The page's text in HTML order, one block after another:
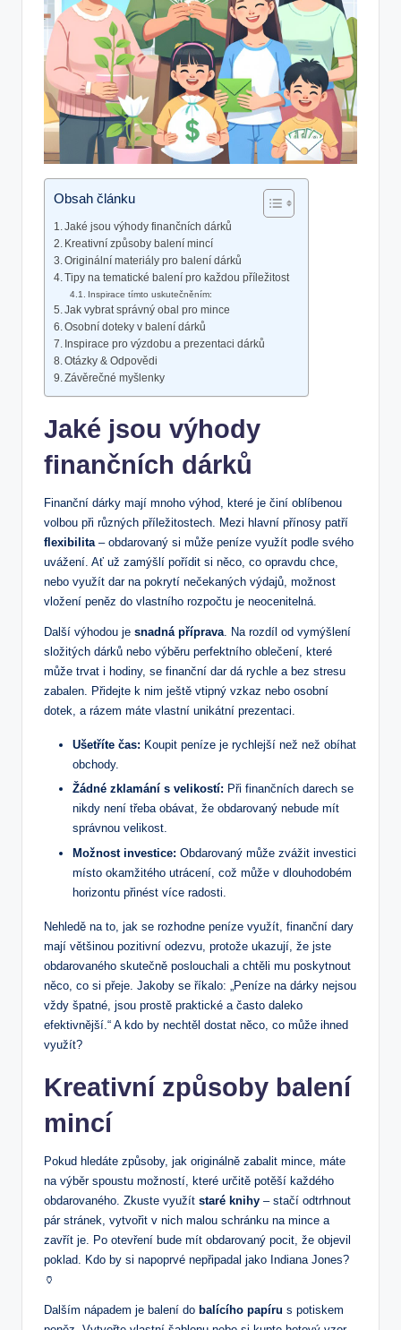
Obsah článku
Jaké jsou výhody finančních dárků
Kreativní způsoby balení mincí
Originální materiály pro balení dárků
Tipy na tematické balení pro každou příležitost
Inspirace tímto uskutečněním:
Jak vybrat správný obal pro mince
Osobní doteky v balení dárků
Inspirace pro výzdobu a prezentaci dárků
Otázky & Odpovědi
Závěrečné myšlenky
Jaké jsou výhody
finančních dárků
Finanční dárky mají mnoho výhod, které je činí oblíbenou
volbou při různých příležitostech. Mezi hlavní přínosy patří
flexibilita– obdarovaný si může peníze využít podle svého
uvážení. Ať už zamýšlí pořídit si něco, co opravdu chce,
nebo využít dar na pokrytí nečekaných výdajů, možnost
vložení peněz do vlastního rozpočtu je neocenitelná.
Další výhodou je snadná příprava. Na rozdíl od vymýšlení
složitých dárků nebo výběru perfektního oblečení, které
může trvat i hodiny, se finanční dar dá rychle a bez stresu
zabalen. Přidejte k nim ještě vtipný vzkaz nebo osobní
dotek, a rázem máte vlastní unikátní prezentaci.
Ušetříte čas: Koupit peníze je rychlejší než než obíhat
obchody.
Žádné zklamání s velikostí: Při finančních darech se
nikdy není třeba obávat, že obdarovaný nebude mít
správnou velikost.
Možnost investice: Obdarovaný může zvážit investici
místo okamžitého utrácení, což může v dlouhodobém
horizontu přinést více radosti.
Nehledě na to, jak se rozhodne peníze využít, finanční dary
mají většinou pozitivní odezvu, protože ukazují, že jste
obdarovaného skutečně poslouchali a chtěli mu poskytnout
něco, co si přeje. Jakoby se říkalo: „Peníze na dárky nejsou
vždy špatné, jsou prostě praktické a často daleko
efektivnější.“ A kdo by nechtěl dostat něco, co může ihned
využít?
Kreativní způsoby balení
mincí
Pokud hledáte způsoby, jak originálně zabalit mince, máte
na výběr spoustu možností, které určitě potěší každého
obdarovaného. Zkuste využít staré knihy – stačí odtrhnout
pár stránek, vytvořit v nich malou schránku na mince a
zavřít je. Po otevření bude mít obdarovaný pocit, že objevil
poklad. Kdo by si napoprvé nepřipadal jako Indiana Jones?
🏺
Dalším nápadem je balení do balícího papíru s potiskem